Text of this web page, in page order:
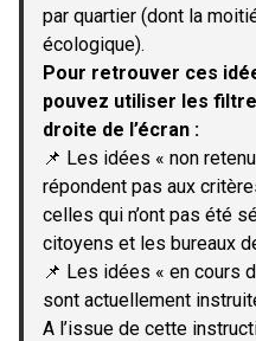
par quartier (dont la
écologique).
Pour retrouver ces
pouvez utiliser les
droite de l’écran :
📌 Les idées « non
répondent pas aux
celles qui n’ont pas été
citoyens et les bureaux
📌 Les idées « en cours
sont actuellement
A l’issue de cette